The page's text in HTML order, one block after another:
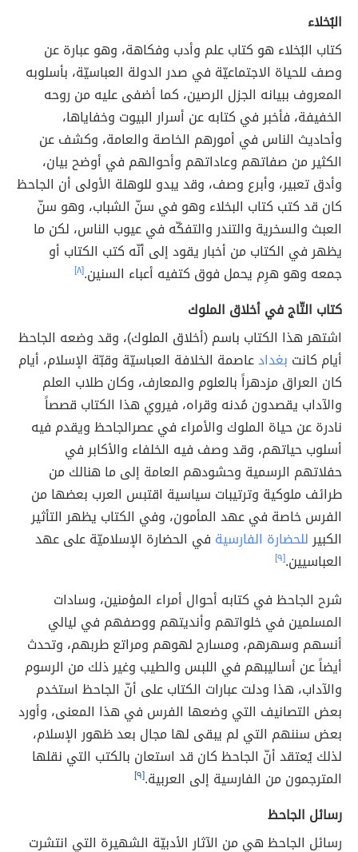
البُخلاء
كتاب البُخلاء هو كتاب علم وأدب وفكاهة، وهو عبارة عن
وصف للحياة الاجتماعيّة في صدر الدولة العباسيّة، بأسلوبه
المعروف ببيانه الجزل الرصين، كما أضفى عليه من روحه
الخفيفة، فأخبر في كتابه عن أسرار البيوت وخفاياها،
وأحاديث الناس في أمورهم الخاصة والعامة، وكشف عن
الكثير من صفاتهم وعاداتهم وأحوالهم في أوضح بيان،
وأدق تعبير، وأبرع وصف، وقد يبدو للوهلة الأولى أن الجاحظ
كان قد كتب كتاب البخلاء وهو في سنّ الشباب، وهو سنّ
العبث والسخرية والتندر والتفكّه في عيوب الناس، لكن ما
يظهر في الكتاب من أخبار يقود إلى أنّه كتب الكتاب أو
جمعه وهو هرِم يحمل فوق كتفيه أعباء السنين.[٨]
كتاب التّاج في أخلاق الملوك
اشتهر هذا الكتاب باسم (أخلاق الملوك)، وقد وضعه الجاحظ
أيام كانت بغدادعاصمة الخلافة العباسيّة وقبّة الإسلام، أيام
كان العراق مزدهراً بالعلوم والمعارف، وكان طلاب العلم
والآداب يقصدون مُدنه وقراه، فيروي هذا الكتاب قصصاً
نادرة عن حياة الملوك والأمراء في عصرالجاحظ ويقدم فيه
أسلوب حياتهم، وقد وصف فيه الخلفاء والأكابر في
حفلاتهم الرسمية وحشودهم العامة إلى ما هنالك من
طرائف ملوكية وترتيبات سياسية اقتبس العرب بعضها من
الفرس خاصة في عهد المأمون، وفي الكتاب يظهر التأثير
الكبيرللحضارة الفارسية في الحضارة الإسلاميّة على عهد
العباسيين.[٩]
شرح الجاحظ في كتابه أحوال أمراء المؤمنين، وسادات
المسلمين في خلواتهم وأنديتهم ووصفهم في ليالي
أنسهم وسهرهم، ومسارح لهوهم ومراتع طربهم، وتحدث
أيضاً عن أساليبهم في اللبس والطيب وغير ذلك من الرسوم
والآداب، هذا ودلت عبارات الكتاب على أنّ الجاحظ استخدم
بعض التصانيف التي وضعها الفرس في هذا المعنى، وأورد
بعض سننهم التي لم يبقى لها مجال بعد ظهور الإسلام،
لذلك يُعتقد أنّ الجاحظ كان قد استعان بالكتب التي نقلها
المترجمون من الفارسية إلى العربية.[٩]
رسائل الجاحظ
رسائل الجاحظ هي من الآثار الأدبيّة الشهيرة التي انتشرت